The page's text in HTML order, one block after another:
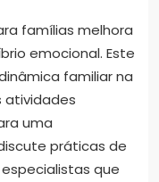
famílias melhora
emocional. Este
familiar na
atividades
uma
práticas de
que